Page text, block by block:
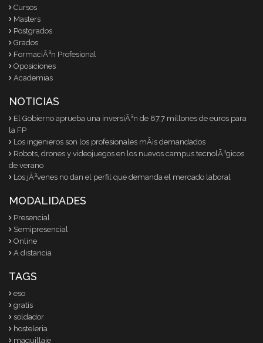
Cursos
Masters
Postgrados
Grados
FormaciÃ³n Profesional
Oposiciones
Academias
NOTICIAS
El Gobierno aprueba una inversiÃ³n de 87,7 millones de euros para
la FP
Los ingenieros son los profesionales mÃ¡s demandados
Robots, drones y videojuegos en los nuevos campus tecnolÃ³gicos
de verano
Los jÃ³venes no dan el perfil que demanda el mercado laboral
MODALIDADES
Presencial
Semipresencial
Online
A distancia
TAGS
eso
gratis
soldador
hosteleria
maquillaje